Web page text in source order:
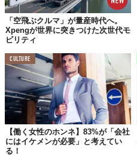
「空飛ぶクルマ」が量産時代へ。
Xpengが世界に突きつけた次世代モ
ビリティ
CULTURE
【働く女性のホンネ】83%が「会社
にはイケメンが必要」と考えてい
る！